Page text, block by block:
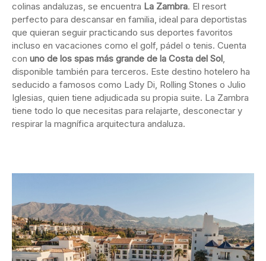
colinas andaluzas, se encuentra La Zambra. El resort
perfecto para descansar en familia, ideal para deportistas
que quieran seguir practicando sus deportes favoritos
incluso en vacaciones como el golf, pádel o tenis. Cuenta
con uno de los spas más grande de la Costa del Sol,
disponible también para terceros. Este destino hotelero ha
seducido a famosos como Lady Di, Rolling Stones o Julio
Iglesias, quien tiene adjudicada su propia suite. La Zambra
tiene todo lo que necesitas para relajarte, desconectar y
respirar la magnífica arquitectura andaluza.